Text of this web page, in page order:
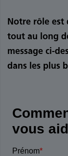
Notre rôle est
tout au long
message ci-
dans les plus